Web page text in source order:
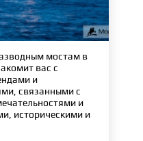
мостам в
вас с
и
связанными с
и
историческими и